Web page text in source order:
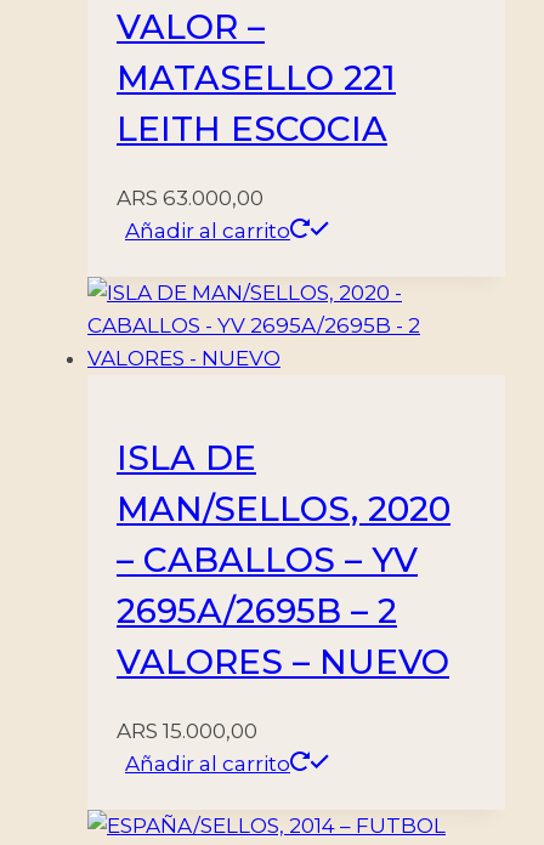
VALOR –
MATASELLO 221
LEITH ESCOCIA
ARS 63.000,00
Añadir al carrito
ISLA DE
MAN/SELLOS, 2020
– CABALLOS – YV
2695A/2695B – 2
VALORES – NUEVO
ARS 15.000,00
Añadir al carrito